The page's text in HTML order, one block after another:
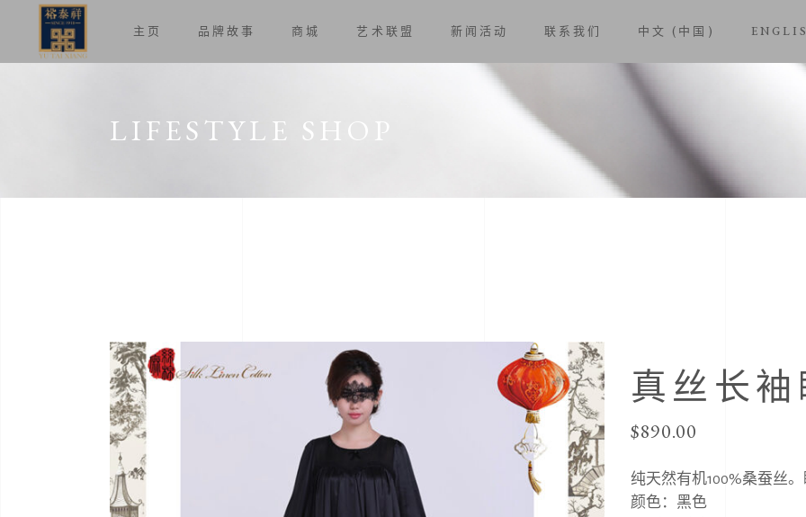
主页 品牌故事 商城 艺术联盟 新闻活动 联系我们 中文 (中国)
LIFESTYLE SHOP
真丝长
$890.00
纯天然有机100%桑蚕丝
颜色：黑色